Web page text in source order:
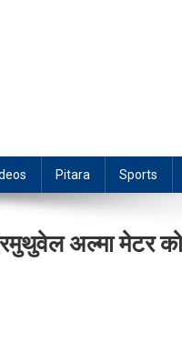
Pitara Sports
अल्मा मेटर